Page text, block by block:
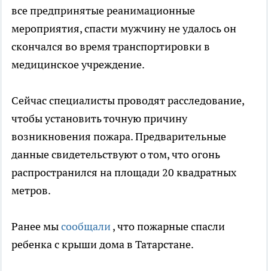
все предпринятые реанимационные
мероприятия, спасти мужчину не удалось он
скончался во время транспортировки в
медицинское учреждение.
Сейчас специалисты проводят расследование,
чтобы установить точную причину
возникновения пожара. Предварительные
данные свидетельствуют о том, что огонь
распространился на площади 20 квадратных
метров.
Ранее мысообщали, что пожарные спасли
ребенка с крыши дома в Татарстане.